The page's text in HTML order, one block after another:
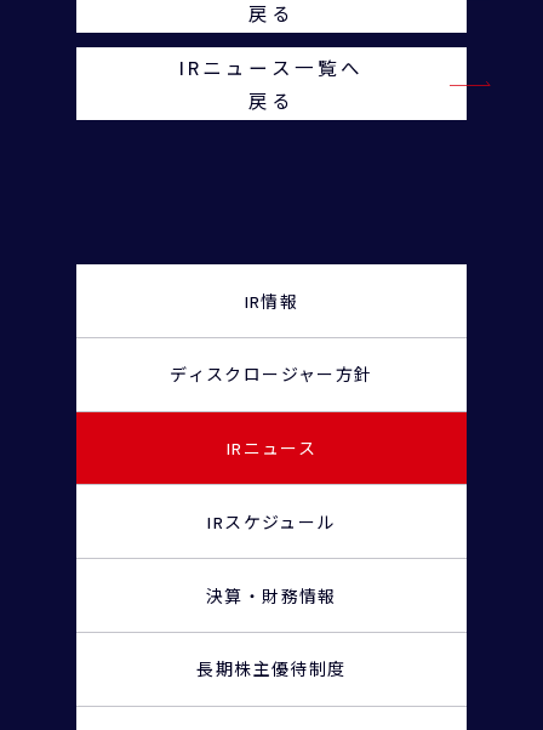
戻る
IRニュース一覧へ
戻る
IR情報
ディスクロージャー方針
IRニュース
IRスケジュール
決算・財務情報
長期株主優待制度